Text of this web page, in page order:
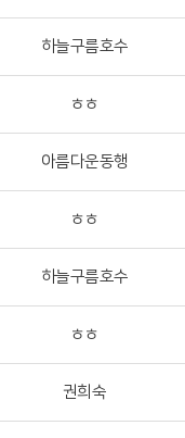
하늘구름호수
ㅎㅎ
아름다운동행
ㅎㅎ
하늘구름호수
ㅎㅎ
권희숙